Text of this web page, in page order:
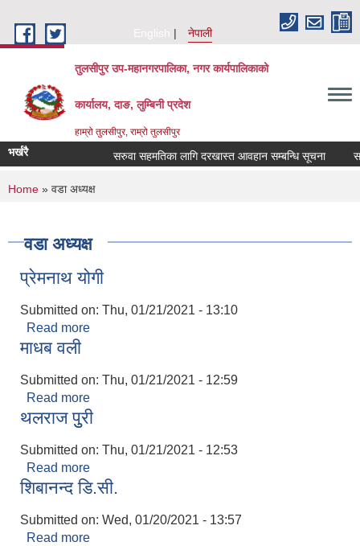
English
नेपाली
तुलसीपुर उप-महानगरपालिका, नगर कार्यपालिकाको
कार्यालय, दाङ, लुम्बिनी प्रदेश
हाम्रो तुलसीपुर, राम्रो तुलसीपुर
भर्खरै सरुवा सहमतिका लागि दरखास्त आवहान सम्बन्धि सूचना
You are here
Home » वडा अध्यक्ष
वडा अध्यक्ष
प्रेमनाथ योगी
Submitted on: Thu, 01/21/2021 - 13:10
Read more
माधब वली
Submitted on: Thu, 01/21/2021 - 12:59
Read more
थलराज पुुरी
Submitted on: Thu, 01/21/2021 - 12:53
Read more
शिबानन्द डि.सी.
Submitted on: Wed, 01/20/2021 - 13:57
Read more